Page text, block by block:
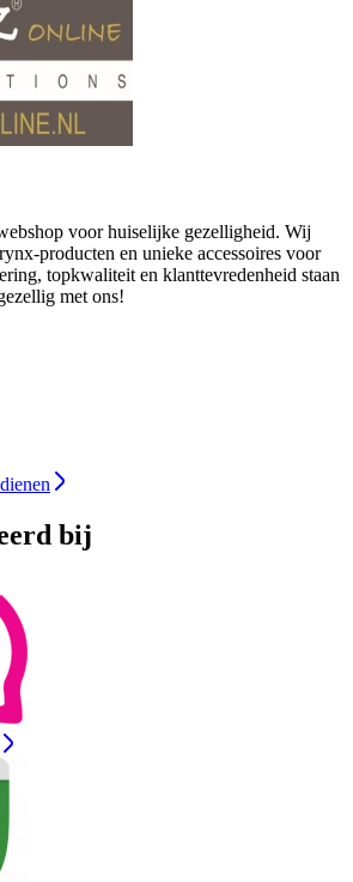
voor huiselijke gezelligheid. Wij
producten en unieke accessoires voor
topkwaliteit en klanttevredenheid staan
met ons!
bij